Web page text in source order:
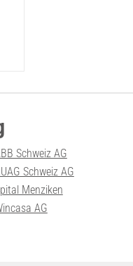
Schweiz AG
Schweiz AG
Menziken
AG